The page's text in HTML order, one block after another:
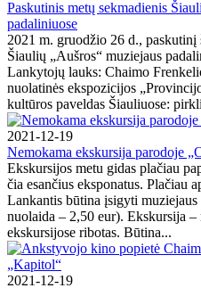
Paskutinis metų sekmadienis
padaliniuose
2021 m. gruodžio 26 d.,
Šiaulių „Aušros“ muziejaus
Lankytojų lauks: Chaimo
nuolatinės ekspozicijos
kultūros paveldas Šiauliuose:
2021-12-19
Nemokama ekskursija parodoje
Ekskursijos metu gidas plačiau
čia esančius eksponatus. Plačiau
Lankantis būtina įsigyti
nuolaida – 2,50 eur). Ekskursija
ekskursijose ribotas. Būtina...
2021-12-19